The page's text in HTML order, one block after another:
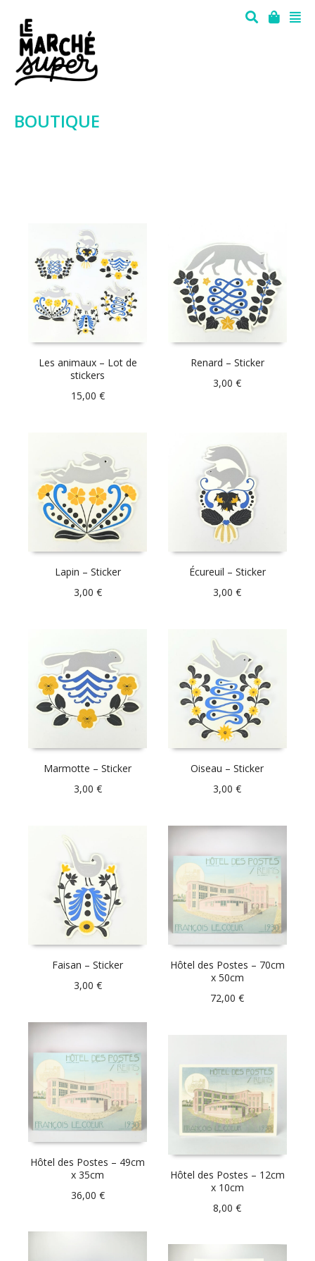
BOUTIQUE
Les animaux – Lot de
stickers
15,00 €
Renard – Sticker
3,00€
Lapin – Sticker
3,00 €
Écureuil – Sticker
3,00€
Marmotte – Sticker
3,00 €
Oiseau – Sticker
3,00€
Faisan – Sticker
3,00 €
Hôtel des Postes – 70cm
x 50cm
72,00€
Hôtel des Postes – 49cm
x 35cm
36,00 €
Hôtel des Postes – 12cm
x 10cm
8,00€